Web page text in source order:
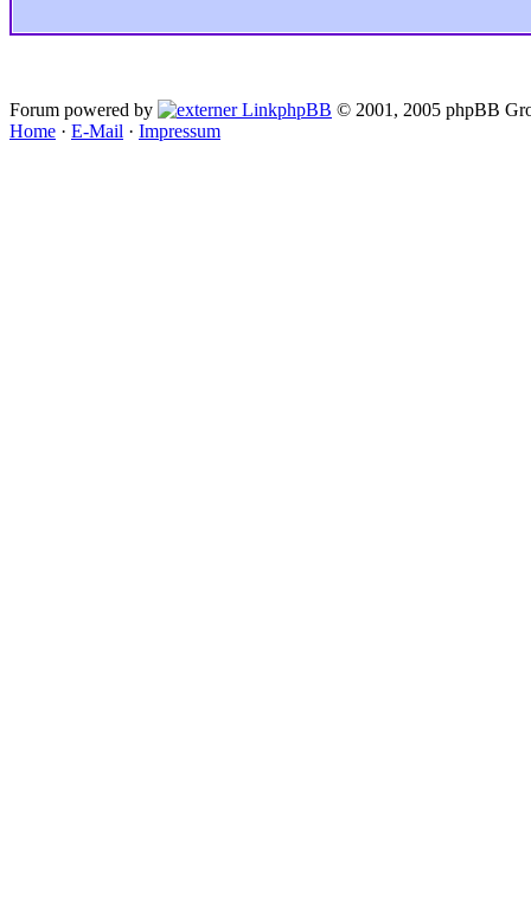
Forum powered by phpBB © 2001, 2005 phpBB
Home · E-Mail · Impressum